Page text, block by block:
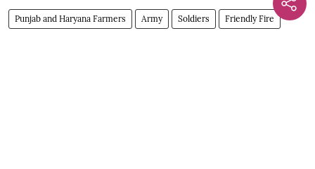
Punjab and Haryana Farmers Army Soldiers Friendly Fire